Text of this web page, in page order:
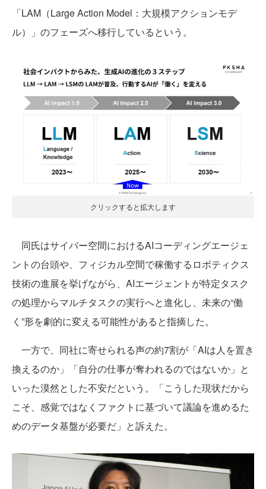
「LAM（Large Action Model：大規模アクションモデ
ル）」のフェーズへ移行しているという。
クリックすると拡大します
同氏はサイバー空間におけるAIコーディングエージェ
ントの台頭や、フィジカル空間で稼働するロボティクス
技術の進展を挙げながら、AIエージェントが特定タスク
の処理からマルチタスクの実行へと進化し、未来の“働
く”形を劇的に変える可能性があると指摘した。
一方で、同社に寄せられる声の約7割が「AIは人を置き
換えるのか」「自分の仕事が奪われるのではないか」と
いった漠然とした不安だという。「こうした現状だから
こそ、感覚ではなくファクトに基づいて議論を進めるた
めのデータ基盤が必要だ」と訴えた。